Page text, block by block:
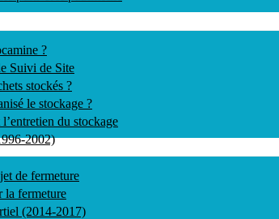
ou ECHAP pour fermer
?
Suivi de Site
stockés ?
le stockage ?
du stockage
2002)
de fermeture
la fermeture
(2014-2017)